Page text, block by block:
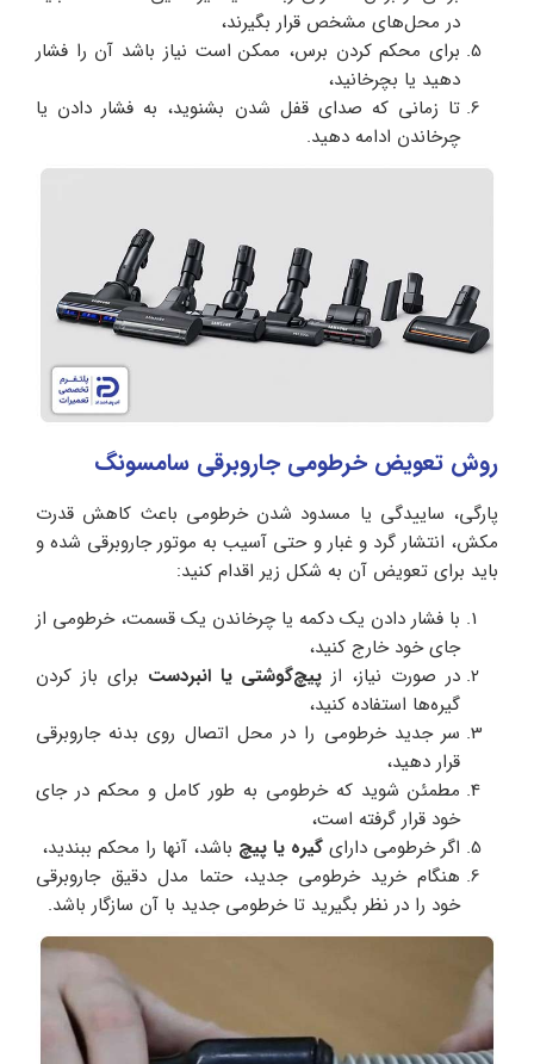
در محل‌های مشخص قرار بگیرند،
برای محکم کردن برس، ممکن است نیاز باشد آن را فشار
دهید یا بچرخانید،
تا زمانی که صدای قفل شدن بشنوید، به فشار دادن یا
چرخاندن ادامه دهید.
روش تعویض خرطومی جاروبرقی سامسونگ
پارگی، ساییدگی یا مسدود شدن خرطومی باعث کاهش قدرت
مکش، انتشار گرد و غبار و حتی آسیب به موتور جاروبرقی شده و
باید برای تعویض آن به شکل زیر اقدام کنید:
با فشار دادن یک دکمه یا چرخاندن یک قسمت، خرطومی از
جای خود خارج کنید،
در صورت نیاز، از پیچ‌گوشتی یا انبردست برای باز کردن
گیره‌ها استفاده کنید،
سر جدید خرطومی را در محل اتصال روی بدنه جاروبرقی
قرار دهید،
مطمئن شوید که خرطومی به طور کامل و محکم در جای
خود قرار گرفته است،
اگر خرطومی دارای گیره یا پیچ باشد، آنها را محکم ببندید،
هنگام خرید خرطومی جدید، حتما مدل دقیق جاروبرقی
خود را در نظر بگیرید تا خرطومی جدید با آن سازگار باشد.